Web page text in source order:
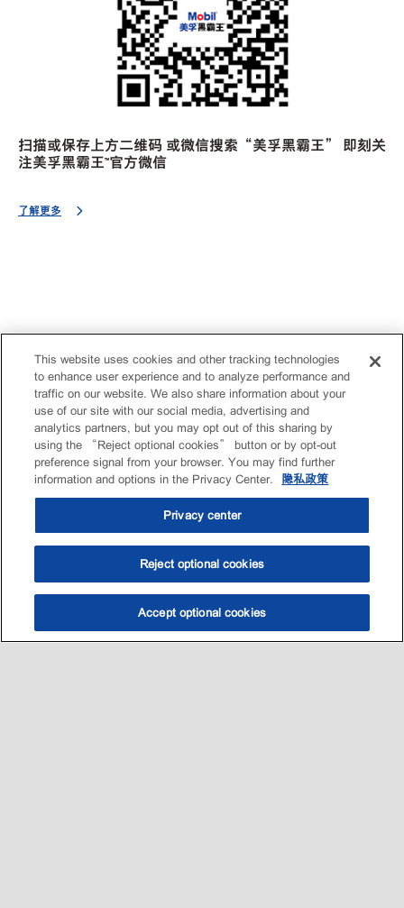
选油助手 查找门店
扫描或保存上方二维码 或微信搜索“美孚黑霸王” 即刻关
注美孚黑霸王™官方微信
了解更多
This website uses cookies and other tracking technologies
to enhance user experience and to analyze performance and
traffic on our website. We also share information about your
use of our site with our social media, advertising and
analytics partners, but you may opt out of this sharing by
using the “Reject optional cookies” button or by opt-out
preference signal from your browser. You may find further
information and options in the Privacy Center.
隐私政策
Privacy center
Reject optional cookies
Accept optional cookies